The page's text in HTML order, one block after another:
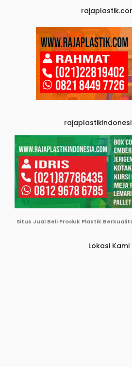
Situs Jual Beli Produk Plastik
Lokasi Kami